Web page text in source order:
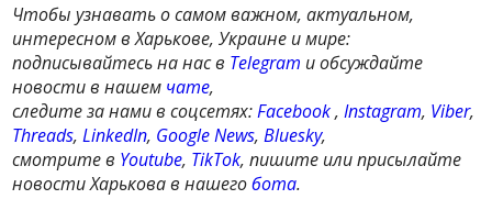
Чтобы узнавать о самом важном, актуальном,
интересном в Харькове, Украине и мире:
подписывайтесь на нас в Telegram и обсуждайте
новости в нашем чате,
следите за нами в соцсетях:Facebook,Instagram, Viber,
Threads,LinkedIn, Google News,Bluesky,
смотрите в Youtube, TikTok, пишите или присылайте
новости Харькова в нашегобота.